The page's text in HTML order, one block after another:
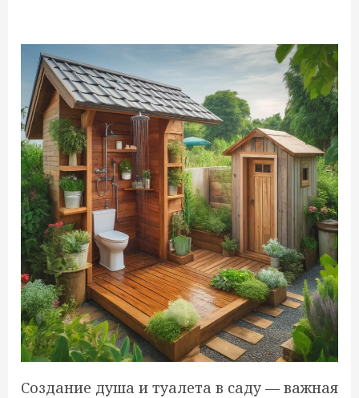
Создание душа и туалета в саду — важная